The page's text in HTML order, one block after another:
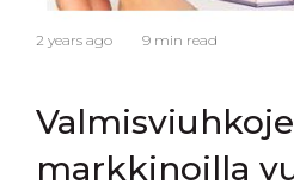
2 years ago 9 min read
markkinoilla